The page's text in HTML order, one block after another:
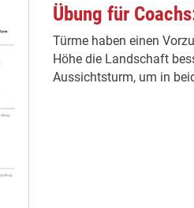
Übung für
Türme haben einen
Höhe die Landschaft
Aussichtsturm, um in